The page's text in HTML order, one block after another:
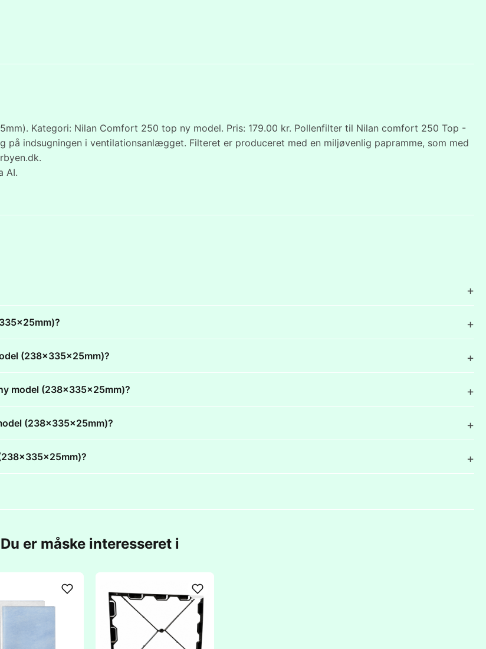
Kategori: Nilan Comfort 250 top ny model. Pris: 179.00 kr. Pollenfilter til Nilan comfort 250 Top -
indsugningen i ventilationsanlægget. Filteret er produceret med en miljøvenlig papramme, som med
AI.
(238x335x25mm)?
model (238x335x25mm)?
(238x335x25mm)?
Du er måske interesseret i